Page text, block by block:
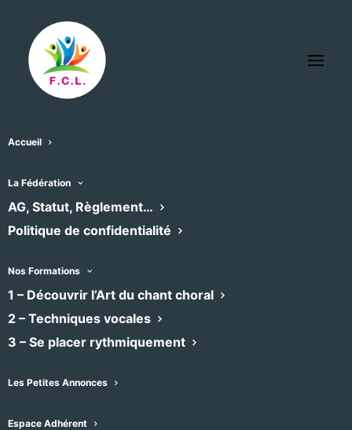
Accueil
La Fédération
AG, Statut, Règlement…
Politique de confidentialité
Nos Formations
1 – Découvrir l’Art du chant choral
2 – Techniques vocales
3 – Se placer rythmiquement
Les Petites Annonces
Espace Adhérent
Les photos du festival sont oeuvres
Nous avons confié à Amélie Corneille
Elles sont en haute définition vous
pouvez donc les télécharger.
Et si vous devez les utiliser sur vos réseaux